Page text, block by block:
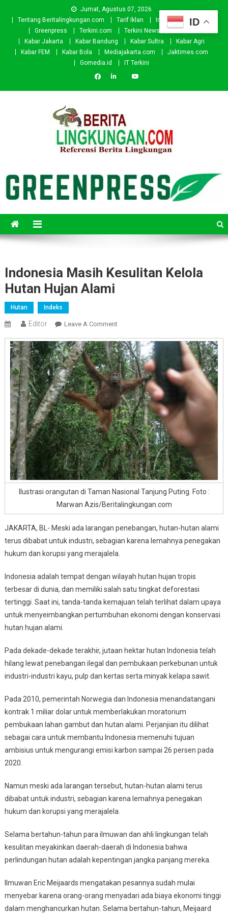
Jumat, Agustus 07, 2026
Tentang Beritalingkungan.com
Tarif Iklan Investor
Donasi
Greenpress
Terkini.com Terkini News
Kabar.id
Kabar Jakarta
Kabar Bandung Kabar Sultra
Kabar Agri
Kabar FEM
Kabar Bola Mediajakarta.com
Jaktimes.com
Gomedia.id
IT Terkini
Indonesia Masih Kesulitan Kelola
Hutan Hujan Alami
Hutan Indeks
Editor Leave A CommentOn
Masih
Kesulitan
Kelola
Hutan
Hujan
Alami
Ilustrasi orangutan di Taman Nasional Tanjung Puting. Foto :
Marwan Azis/Beritalingkungan.com
JAKARTA, BL- Meski ada larangan penebangan, hutan-hutan alami
terus dibabat untuk industri, sebagian karena lemahnya penegakan
hukum dan korupsi yang merajalela.
Indonesia adalah tempat dengan wilayah hutan hujan tropis
terbesar di dunia, dan memiliki salah satu tingkat deforestasi
tertinggi. Saat ini, tanda-tanda kemajuan telah terlihat dalam upaya
untuk menyeimbangkan pertumbuhan ekonomi dengan konservasi
hutan hujan alami.
Pada dekade-dekade terakhir, jutaan hektar hutan Indonesia telah
hilang lewat penebangan ilegal dan pembukaan perkebunan untuk
industri-industri kayu, pulp dan kertas serta minyak kelapa sawit.
Pada 2010, pemerintah Norwegia dan Indonesia menandatangani
kontrak 1 miliar dolar untuk memberlakukan moratorium
pembukaan lahan gambut dan hutan alami. Perjanjian itu dilihat
sebagai cara untuk membantu Indonesia memenuhi tujuan
ambisius untuk mengurangi emisi karbon sampai 26 persen pada
2020.
Namun meski ada larangan tersebut, hutan-hutan alami terus
dibabat untuk industri, sebagian karena lemahnya penegakan
hukum dan korupsi yang merajalela.
Selama bertahun-tahun para ilmuwan dan ahli lingkungan telah
kesulitan meyakinkan daerah-daerah di Indonesia bahwa
perlindungan hutan adalah kepentingan jangka panjang mereka.
Ilmuwan Eric Meijaards mengatakan pesannya sudah mulai
menyebar karena orang-orang menyadari ada biaya ekonomi tinggi
dalam menghancurkan hutan. Selama bertahun-tahun, Meijaard
ID